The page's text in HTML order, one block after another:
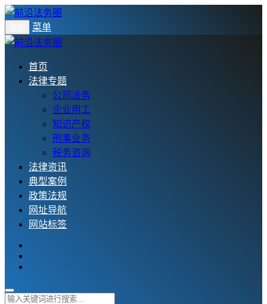
菜单
首页
法律专题
公司法务
企业用工
知识产权
刑事业务
税务咨询
法律资讯
典型案例
政策法规
网址导航
网站标签